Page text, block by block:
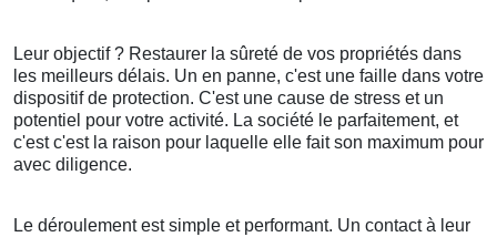
Leur objectif ? Restaurer la sûreté de vos propriétés dans
les meilleurs délais. Un en panne, c'est une faille dans votre
dispositif de protection. C'est une cause de stress et un
potentiel pour votre activité. La société le parfaitement, et
c'est c'est la raison pour laquelle elle fait son maximum pour
avec diligence.
Le déroulement est simple et performant. Un contact à leur